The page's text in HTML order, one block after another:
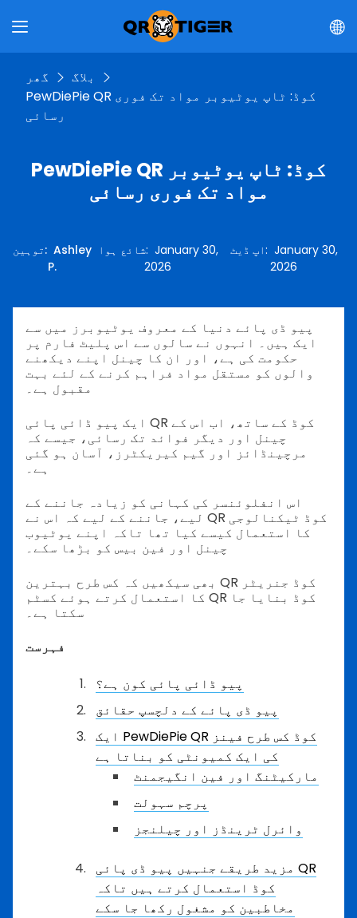
گھر
بلاگ
PewDiePie QR کوڈ: ٹاپ یوٹیوبر مواد تک فوری
رسائی
PewDiePie QR کوڈ: ٹاپ یوٹیوبر
مواد تک فوری رسائی
توہین:Ashley
P.
شائع ہوا: January 30,
2026
اپ ڈیٹ: January 30,
2026
پیو ڈی پائے دنیا کے معروف یوٹیوبرز میں سے
ایک ہیں۔ انہوں نے سالوں سے اس پلیٹ فارم پر
حکومت کی ہے، اور ان کا چینل اپنے دیکھنے
والوں کو مستقل مواد فراہم کرنے کے لئے بہت
مقبول ہے۔
ایک پیو ڈائی پائی QR کوڈ کے ساتھ، اب اس کے
چینل اور دیگر فوائد تک رسائی، جیسے کہ
مرچینڈائز اور گیم کیریکٹرز، آسان ہو گئی
ہے۔
اس انفلوئنسر کی کہانی کو زیادہ جاننے کے
لیے، جاننے کے لیے کہ اس نے QR کوڈ ٹیکنالوجی
کا استعمال کیسے کیا تھا تاکہ اپنے یوٹیوب
چینل اور فین بیس کو بڑھا سکے۔
بھی سیکھیں کہ کس طرح بہترین QR کوڈ جنریٹر
کا استعمال کرتے ہوئے کسٹم QR کوڈ بنایا جا
سکتا ہے۔
فہرست
پیو ڈائی پائی کون ہے؟
پیو ڈی پائے کے دلچسپ حقائق
ایک PewDiePie QR کوڈ کس طرح فینز
کی ایک کمیونٹی کو بناتا ہے
مارکیٹنگ اور فین انگیجمنٹ
پرچم سہولت
وائرل ٹرینڈز اور چیلنجز
مزید طریقے جنہیں پیو ڈی پائی QR
کوڈ استعمال کرتے ہیں تاکہ
مخاطبین کو مشغول رکھا جا سکے